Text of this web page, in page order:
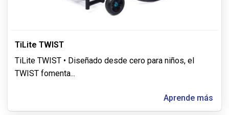
TiLite TWIST
TiLite TWIST • Diseñado desde cero para niños, el
TWIST fomenta...
Aprende más